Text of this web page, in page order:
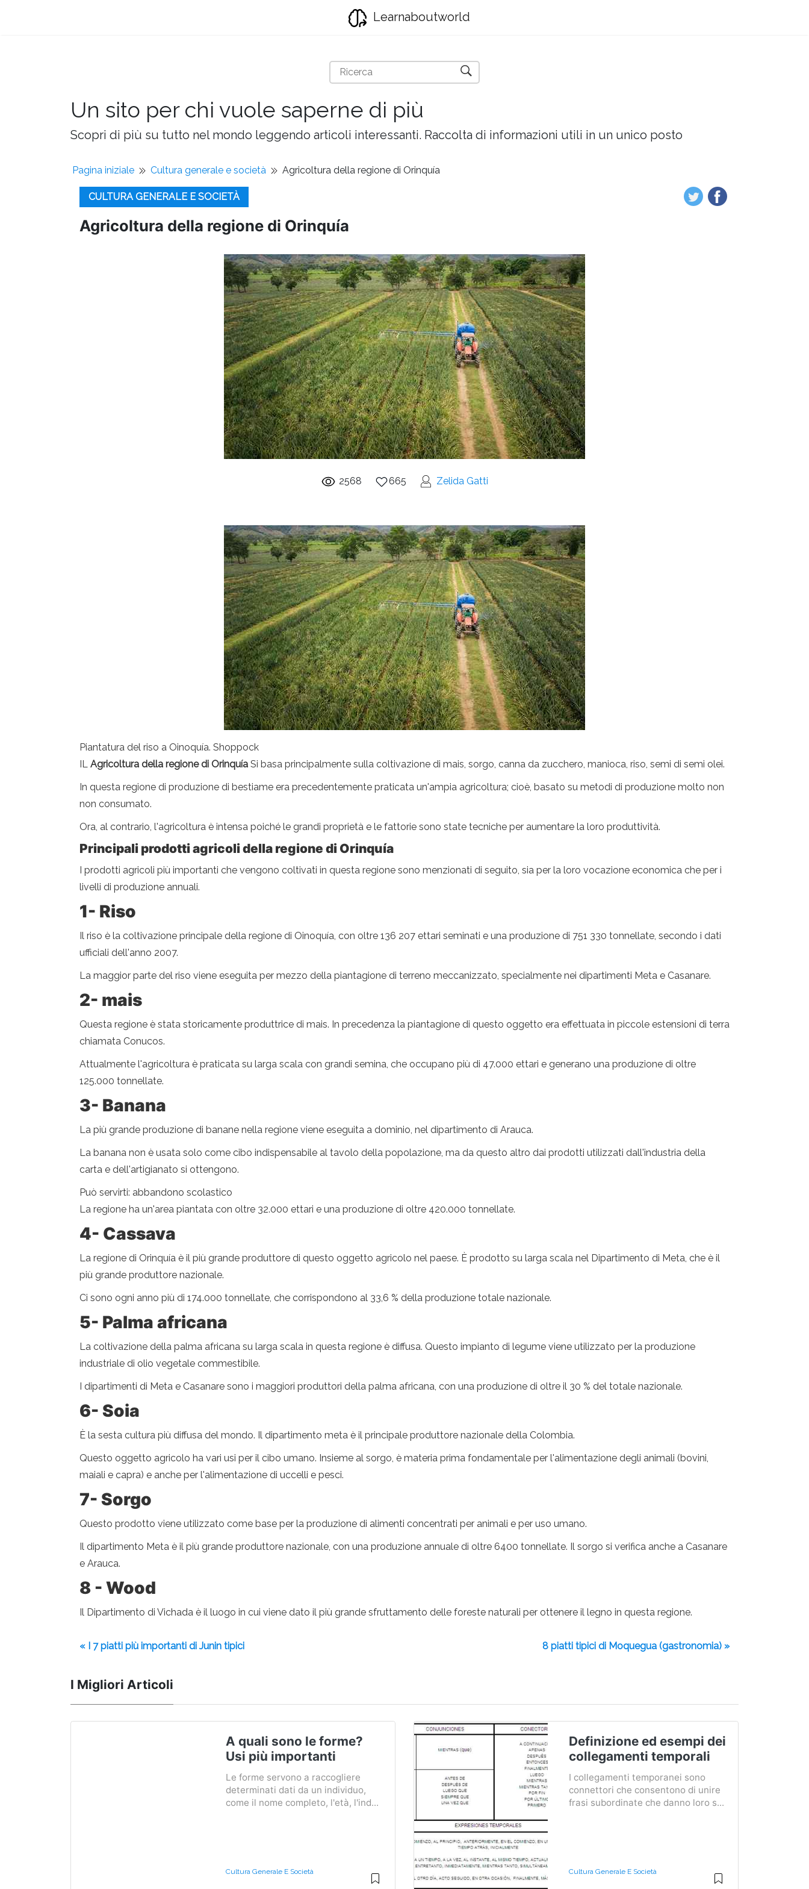
Learnaboutworld
Un sito per chi vuole saperne di più
Scopri di più su tutto nel mondo leggendo articoli interessanti. Raccolta di informazioni utili in un unico posto
Pagina iniziale Cultura generale e società Agricoltura della regione di Orinquía
CULTURA GENERALE E SOCIETÀ
Agricoltura della regione di Orinquía
2568 665 Zelida Gatti
Piantatura del riso a Oinoquía. Shoppock
IL Agricoltura della regione di Orinquía Si basa principalmente sulla coltivazione di mais, sorgo, canna da zucchero, manioca, riso, semi di semi olei.
In questa regione di produzione di bestiame era precedentemente praticata un'ampia agricoltura; cioè, basato su metodi di produzione molto non
non consumato.
Ora, al contrario, l'agricoltura è intensa poiché le grandi proprietà e le fattorie sono state tecniche per aumentare la loro produttività.
Principali prodotti agricoli della regione di Orinquía
I prodotti agricoli più importanti che vengono coltivati ​​in questa regione sono menzionati di seguito, sia per la loro vocazione economica che per i
livelli di produzione annuali.
1- Riso
Il riso è la coltivazione principale della regione di Oinoquía, con oltre 136 207 ettari seminati e una produzione di 751 330 tonnellate, secondo i dati
ufficiali dell'anno 2007.
La maggior parte del riso viene eseguita per mezzo della piantagione di terreno meccanizzato, specialmente nei dipartimenti Meta e Casanare.
2- mais
Questa regione è stata storicamente produttrice di mais. In precedenza la piantagione di questo oggetto era effettuata in piccole estensioni di terra
chiamata Conucos.
Attualmente l'agricoltura è praticata su larga scala con grandi semina, che occupano più di 47.000 ettari e generano una produzione di oltre
125.000 tonnellate.
3- Banana
La più grande produzione di banane nella regione viene eseguita a dominio, nel dipartimento di Arauca.
La banana non è usata solo come cibo indispensabile al tavolo della popolazione, ma da questo altro dai prodotti utilizzati dall'industria della
carta e dell'artigianato si ottengono.
Può servirti: abbandono scolastico
La regione ha un'area piantata con oltre 32.000 ettari e una produzione di oltre 420.000 tonnellate.
4- Cassava
La regione di Orinquía è il più grande produttore di questo oggetto agricolo nel paese. È prodotto su larga scala nel Dipartimento di Meta, che è il
più grande produttore nazionale.
Ci sono ogni anno più di 174.000 tonnellate, che corrispondono al 33,6 % della produzione totale nazionale.
5- Palma africana
La coltivazione della palma africana su larga scala in questa regione è diffusa. Questo impianto di legume viene utilizzato per la produzione
industriale di olio vegetale commestibile.
I dipartimenti di Meta e Casanare sono i maggiori produttori della palma africana, con una produzione di oltre il 30 % del totale nazionale.
6- Soia
È la sesta cultura più diffusa del mondo. Il dipartimento meta è il principale produttore nazionale della Colombia.
Questo oggetto agricolo ha vari usi per il cibo umano. Insieme al sorgo, è materia prima fondamentale per l'alimentazione degli animali (bovini,
maiali e capra) e anche per l'alimentazione di uccelli e pesci.
7- Sorgo
Questo prodotto viene utilizzato come base per la produzione di alimenti concentrati per animali e per uso umano.
Il dipartimento Meta è il più grande produttore nazionale, con una produzione annuale di oltre 6400 tonnellate. Il sorgo si verifica anche a Casanare
e Arauca.
8 - Wood
Il Dipartimento di Vichada è il luogo in cui viene dato il più grande sfruttamento delle foreste naturali per ottenere il legno in questa regione.
« I 7 piatti più importanti di Junin tipici 8 piatti tipici di Moquegua (gastronomia) »
I Migliori Articoli
A quali sono le forme?
Usi più importanti
Le forme servono a raccogliere
determinati dati da un individuo,
come il nome completo, l'età, l'ind...
Cultura Generale E Società
Definizione ed esempi dei
collegamenti temporali
I collegamenti temporanei sono
connettori che consentono di unire
frasi subordinate che danno loro s...
Cultura Generale E Società